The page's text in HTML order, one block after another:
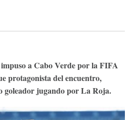
impuso a Cabo Verdepor la FIFA
protagonista del encuentro,
goleador jugando por La Roja.